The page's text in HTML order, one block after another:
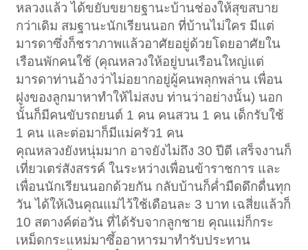
หลวงแล้ว ได้ขยับขยายฐานะบ้านช่องให้สุขสบาย
กว่าเดิม สมฐานะนักเรียนนอก ที่บ้านไม่ใคร มีแต่
มารดาซึ่งก็ชราภาพแล้วอาศัยอยู่ด้วยโดยอาศัยใน
เรือนพักคนใช้ (คุณหลวงให้อยู่บนเรือนใหญ่แต่
มารดาท่านอ้างว่าไม่อยากอยู่ผู้คนพลุกพล่าน เพื่อน
ฝูงของลูกมาหาทำให้ไม่สงบ ท่านว่าอย่างนั้น) นอก
นั้นก็มีคนขับรถยนต์ 1 คน คนสวน 1 คน เด็กรับใช้
1 คน และต่อมาก็มีแม่ครัว1 คน
คุณหลวงยังหนุ่มมาก อาจยังไม่ถึง 30 ปีดี เสร็จงานก็
เที่ยวเตร่สังสรรค์ ในระหว่างเพื่อนข้าราชการ และ
เพื่อนนักเรียนนอกด้วยกัน กลับบ้านก็ค่ำมืดดึกดื่นทุก
วัน ได้ให้เงินคุณแม่ไว้ใช้เดือนละ 3 บาท เฉสี่ยแล้วก็
10 สตางค์ต่อวัน ที่ได้รับจากลูกชาย คุณแม่ก็กระ
เหม็ดกระแหม่มาซึ้ออาหารมาทำรับประทาน